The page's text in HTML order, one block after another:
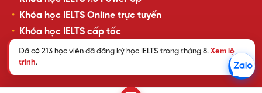
Khóa học IELTS Online trực tuyến
Khóa học IELTS cấp tốc
Lịch khai giảng lớp học mới nhất
Review của học viên LangGo